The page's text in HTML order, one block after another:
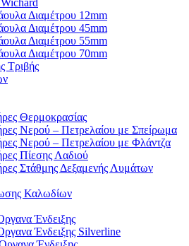
Διαμέτρου 12mm
Διαμέτρου 45mm
Διαμέτρου 55mm
Διαμέτρου 70mm
Τριβής
Θερμοκρασίας
Νερού – Πετρελαίου με Σπείρωμα
Νερού – Πετρελαίου με Φλάντζα
Πίεσης Λαδιού
Στάθμης Δεξαμενής Λυμάτων
Καλωδίων
Ένδειξης
Ένδειξης Silverline